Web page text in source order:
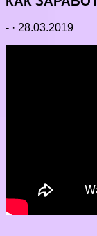
- · 28.03.2019